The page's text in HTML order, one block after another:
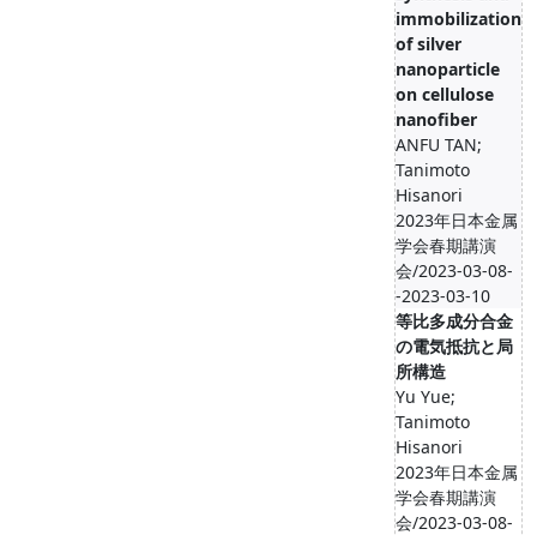
immobilization
of silver
nanoparticle
on cellulose
nanofiber
ANFU TAN;
Tanimoto
Hisanori
2023年日本金属
学会春期講演
会/2023-03-08-
-2023-03-10
等比多成分合金
の電気抵抗と局
所構造
Yu Yue;
Tanimoto
Hisanori
2023年日本金属
学会春期講演
会/2023-03-08-